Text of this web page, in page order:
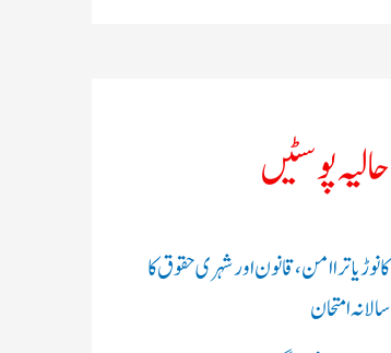
ر
ں
حالیہ پوسٹیں
کانوڑ یاترا امن،قانون اور شہری حقوق کا
سالانہ امتحان